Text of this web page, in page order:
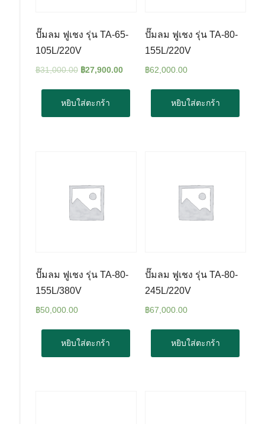
ปั๊มลม ฟูเชง รุ่น TA-65-
105L/220V
฿31,000.00 ฿27,900.00
หยิบใส่ตะกร้า
ปั๊มลม ฟูเชง รุ่น TA-80-
155L/220V
฿62,000.00
หยิบใส่ตะกร้า
ปั๊มลม ฟูเชง รุ่น TA-80-
155L/380V
฿50,000.00
หยิบใส่ตะกร้า
ปั๊มลม ฟูเชง รุ่น TA-80-
245L/220V
฿67,000.00
หยิบใส่ตะกร้า